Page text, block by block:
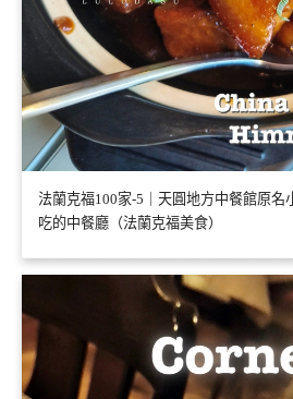
法蘭克福100家-5｜天圓地方中餐館原名
吃的中餐廳（法蘭克福美食）